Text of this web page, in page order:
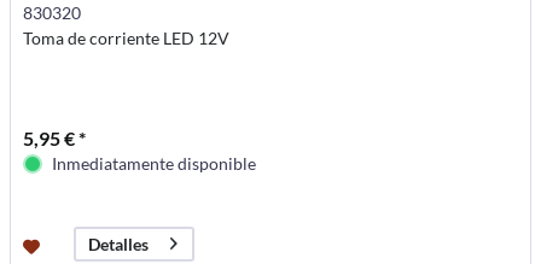
830320
Toma de corriente LED 12V
5,95 € *
Inmediatamente disponible
Detalles